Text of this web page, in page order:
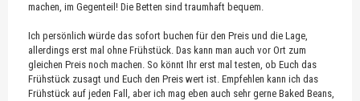
machen, im Gegenteil! Die Betten sind traumhaft bequem.
Ich persönlich würde das sofort buchen für den Preis und die Lage,
allerdings erst mal ohne Frühstück. Das kann man auch vor Ort zum
gleichen Preis noch machen. So könnt Ihr erst mal testen, ob Euch das
Frühstück zusagt und Euch den Preis wert ist. Empfehlen kann ich das
Frühstück auf jeden Fall, aber ich mag eben auch sehr gerne Baked Beans,